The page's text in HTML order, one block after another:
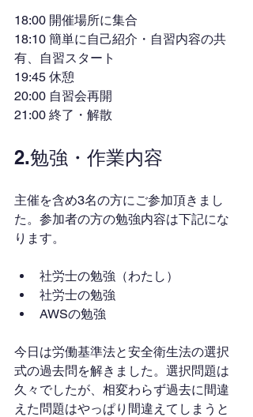
18:00 開催場所に集合
18:10 簡単に自己紹介・自習内容の共
有、自習スタート
19:45 休憩
20:00 自習会再開
21:00 終了・解散
2.勉強・作業内容
主催を含め3名の方にご参加頂きまし
た。参加者の方の勉強内容は下記にな
ります。
社労士の勉強（わたし）
社労士の勉強
AWSの勉強
今日は労働基準法と安全衛生法の選択
式の過去問を解きました。選択問題は
久々でしたが、相変わらず過去に間違
えた問題はやっぱり間違えてしまうと